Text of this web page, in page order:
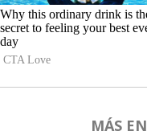
MÁS EN